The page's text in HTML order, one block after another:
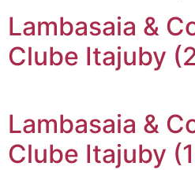
Lambasaia &
Clube Itajuby
Lambasaia &
Clube Itajuby